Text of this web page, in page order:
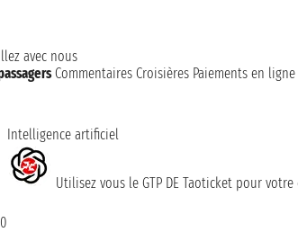
avec nous
Commentaires Croisières Paiements en ligne
Intelligence artificiel
Utilisez vous le GTP DE Taoticket pour